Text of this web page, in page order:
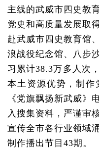
主线的武威市四史教
党史和高质量发展取
赴武威市四史教育馆
浪战役纪念馆、八步
习累计38.3万多人次
本土资源优势，制作
《党旗飘扬新武威》
入搜集资料，严谨审
宣传全市各行业领域
制作播出节目43期。